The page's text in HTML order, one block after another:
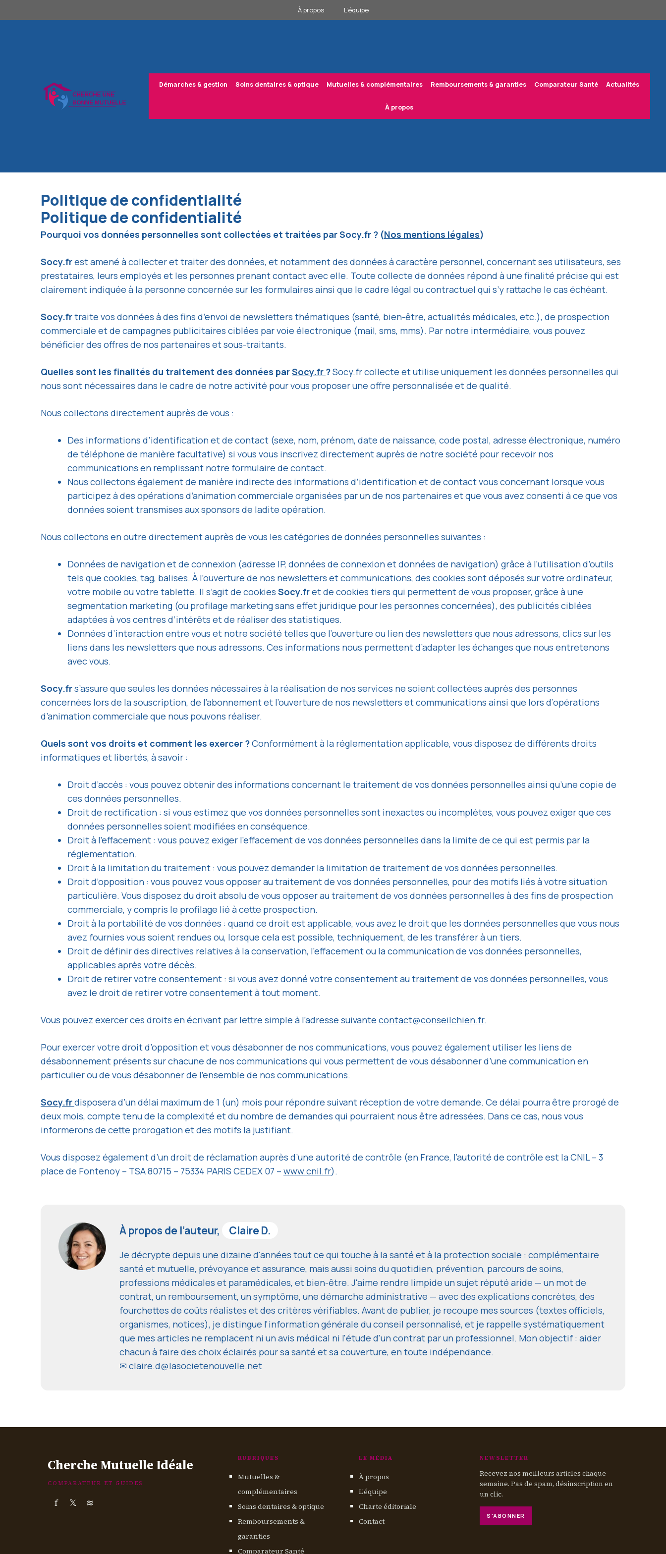
au
À propos L’équipe
Démarches & gestion Soins dentaires & optique Mutuelles & complémentaires Remboursements & garanties Comparateur Santé Actualités
À propos
Politique de confidentialité
Politique de confidentialité
Pourquoi vos données personnelles sont collectées et traitées par Socy.fr ? (Nos mentions légales)
Socy.frest amené à collecter et traiter des données, et notamment des données à caractère personnel, concernant ses utilisateurs, ses
prestataires, leurs employés et les personnes prenant contact avec elle. Toute collecte de données répond à une finalité précise qui est
clairement indiquée à la personne concernée sur les formulaires ainsi que le cadre légal ou contractuel qui s’y rattache le cas échéant.
Socy.frtraite vos données à des fins d’envoi de newsletters thématiques (santé, bien-être, actualités médicales, etc.), de prospection
commerciale et de campagnes publicitaires ciblées par voie électronique (mail, sms, mms). Par notre intermédiaire, vous pouvez
bénéficier des offres de nos partenaires et sous-traitants.
Quelles sont les finalités du traitement des données parSocy.fr ?Socy.fr collecte et utilise uniquement les données personnelles qui
nous sont nécessaires dans le cadre de notre activité pour vous proposer une offre personnalisée et de qualité.
Nous collectons directement auprès de vous :
Des informations d’identification et de contact (sexe, nom, prénom, date de naissance, code postal, adresse électronique, numéro
de téléphone de manière facultative) si vous vous inscrivez directement auprès de notre société pour recevoir nos
communications en remplissant notre formulaire de contact.
Nous collectons également de manière indirecte des informations d’identification et de contact vous concernant lorsque vous
participez à des opérations d’animation commerciale organisées par un de nos partenaires et que vous avez consenti à ce que vos
données soient transmises aux sponsors de ladite opération.
Nous collectons en outre directement auprès de vous les catégories de données personnelles suivantes :
Données de navigation et de connexion (adresse IP, données de connexion et données de navigation) grâce à l’utilisation d’outils
tels que cookies, tag, balises. À l’ouverture de nos newsletters et communications, des cookies sont déposés sur votre ordinateur,
votre mobile ou votre tablette. Il s’agit de cookies Socy.fret de cookies tiers qui permettent de vous proposer, grâce à une
segmentation marketing (ou profilage marketing sans effet juridique pour les personnes concernées), des publicités ciblées
adaptées à vos centres d’intérêts et de réaliser des statistiques.
Données d’interaction entre vous et notre société telles que l’ouverture ou lien des newsletters que nous adressons, clics sur les
liens dans les newsletters que nous adressons. Ces informations nous permettent d’adapter les échanges que nous entretenons
avec vous.
Socy.frs’assure que seules les données nécessaires à la réalisation de nos services ne soient collectées auprès des personnes
concernées lors de la souscription, de l’abonnement et l’ouverture de nos newsletters et communications ainsi que lors d’opérations
d’animation commerciale que nous pouvons réaliser.
Quels sont vos droits et comment les exercer ?Conformément à la réglementation applicable, vous disposez de différents droits
informatiques et libertés, à savoir :
Droit d’accès : vous pouvez obtenir des informations concernant le traitement de vos données personnelles ainsi qu’une copie de
ces données personnelles.
Droit de rectification : si vous estimez que vos données personnelles sont inexactes ou incomplètes, vous pouvez exiger que ces
données personnelles soient modifiées en conséquence.
Droit à l’effacement : vous pouvez exiger l’effacement de vos données personnelles dans la limite de ce qui est permis par la
réglementation.
Droit à la limitation du traitement : vous pouvez demander la limitation de traitement de vos données personnelles.
Droit d’opposition : vous pouvez vous opposer au traitement de vos données personnelles, pour des motifs liés à votre situation
particulière. Vous disposez du droit absolu de vous opposer au traitement de vos données personnelles à des fins de prospection
commerciale, y compris le profilage lié à cette prospection.
Droit à la portabilité de vos données : quand ce droit est applicable, vous avez le droit que les données personnelles que vous nous
avez fournies vous soient rendues ou, lorsque cela est possible, techniquement, de les transférer à un tiers.
Droit de définir des directives relatives à la conservation, l’effacement ou la communication de vos données personnelles,
applicables après votre décès.
Droit de retirer votre consentement : si vous avez donné votre consentement au traitement de vos données personnelles, vous
avez le droit de retirer votre consentement à tout moment.
Vous pouvez exercer ces droits en écrivant par lettre simple à l’adresse suivante contact@conseilchien.fr.
Pour exercer votre droit d’opposition et vous désabonner de nos communications, vous pouvez également utiliser les liens de
désabonnement présents sur chacune de nos communications qui vous permettent de vous désabonner d’une communication en
particulier ou de vous désabonner de l’ensemble de nos communications.
Socy.frdisposera d’un délai maximum de 1 (un) mois pour répondre suivant réception de votre demande. Ce délai pourra être prorogé de
deux mois, compte tenu de la complexité et du nombre de demandes qui pourraient nous être adressées. Dans ce cas, nous vous
informerons de cette prorogation et des motifs la justifiant.
Vous disposez également d’un droit de réclamation auprès d’une autorité de contrôle (en France, l’autorité de contrôle est la CNIL – 3
place de Fontenoy – TSA 80715 – 75334 PARIS CEDEX 07 – www.cnil.fr).
À propos de l’auteur, Claire D.
Je décrypte depuis une dizaine d'années tout ce qui touche à la santé et à la protection sociale : complémentaire
santé et mutuelle, prévoyance et assurance, mais aussi soins du quotidien, prévention, parcours de soins,
professions médicales et paramédicales, et bien-être. J'aime rendre limpide un sujet réputé aride — un mot de
contrat, un remboursement, un symptôme, une démarche administrative — avec des explications concrètes, des
fourchettes de coûts réalistes et des critères vérifiables. Avant de publier, je recoupe mes sources (textes officiels,
organismes, notices), je distingue l'information générale du conseil personnalisé, et je rappelle systématiquement
que mes articles ne remplacent ni un avis médical ni l'étude d'un contrat par un professionnel. Mon objectif : aider
chacun à faire des choix éclairés pour sa santé et sa couverture, en toute indépendance.
✉ claire.d@lasocietenouvelle.net
Cherche Mutuelle Idéale
COMPARATEUR ET GUIDES
f 𝕏 ≋
RUBRIQUES
Mutuelles &
complémentaires
Soins dentaires & optique
Remboursements &
garanties
Comparateur Santé
LE MÉDIA
À propos
L'équipe
Charte éditoriale
Contact
NEWSLETTER
Recevez nos meilleurs articles chaque
semaine. Pas de spam, désinscription en
un clic.
S'ABONNER